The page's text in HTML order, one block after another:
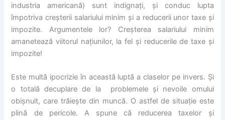
industria americană) sunt indignați, și conduc lupta
împotriva creșterii salariului minim și a reducerii unor taxe și
impozite. Argumentele lor? Creșterea salariului minim
amanetează viitorul națiunilor, la fel și reducerile de taxe și
impozite!
Este multă ipocrizie în această luptă a claselor pe invers. Și
o totală decuplare de la problemele și nevoile omului
obișnuit, care trăiește din muncă. O astfel de situație este
plină de pericole. A spune că reducerea taxelor și